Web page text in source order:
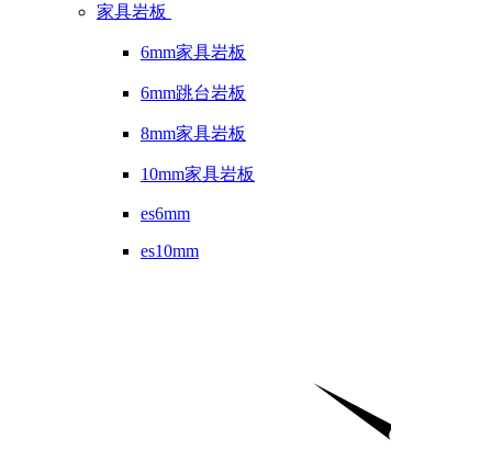
家具岩板
6mm家具岩板
6mm跳台岩板
8mm家具岩板
10mm家具岩板
es6mm
es10mm